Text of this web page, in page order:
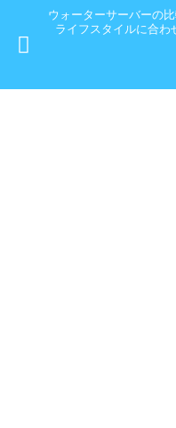
ウォーターサーバーの
ライフスタイルに合わ